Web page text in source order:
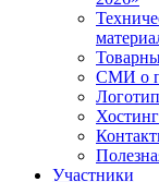
СМИ о
Логотип
Участники